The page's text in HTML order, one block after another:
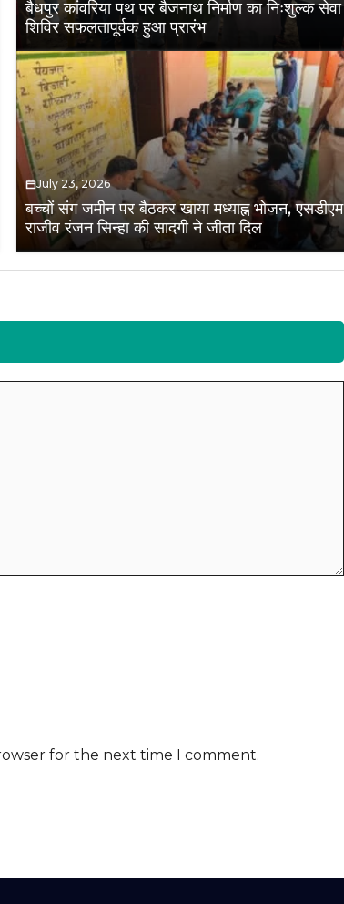
बैधपुर कांवरिया पथ पर बैजनाथ निर्माण का निःशुल्क सेवा
शिविर सफलतापूर्वक हुआ प्रारंभ
July 23, 2026
बच्चों संग जमीन पर बैठकर खाया मध्याह्न भोजन, एसडीएम
राजीव रंजन सिन्हा की सादगी ने जीता दिल
for the next time I comment.